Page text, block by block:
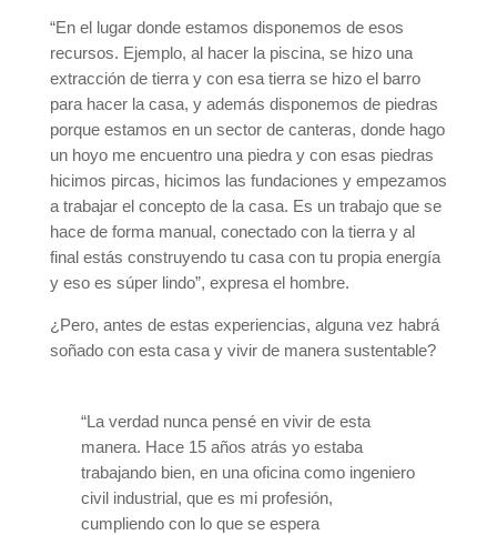
“En el lugar donde estamos disponemos de esos
recursos. Ejemplo, al hacer la piscina, se hizo una
extracción de tierra y con esa tierra se hizo el barro
para hacer la casa, y además disponemos de piedras
porque estamos en un sector de canteras, donde hago
un hoyo me encuentro una piedra y con esas piedras
hicimos pircas, hicimos las fundaciones y empezamos
a trabajar el concepto de la casa. Es un trabajo que se
hace de forma manual, conectado con la tierra y al
final estás construyendo tu casa con tu propia energía
y eso es súper lindo”, expresa el hombre.
¿Pero, antes de estas experiencias, alguna vez habrá
soñado con esta casa y vivir de manera sustentable?
“La verdad nunca pensé en vivir de esta
manera. Hace 15 años atrás yo estaba
trabajando bien, en una oficina como ingeniero
civil industrial, que es mi profesión,
cumpliendo con lo que se espera